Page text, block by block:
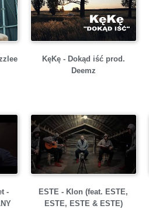
KęKę - Dokąd iść prod.
Deemz
-
ESTE - Klon (feat. ESTE,
ESTE, ESTE & ESTE)